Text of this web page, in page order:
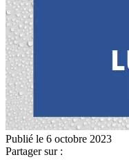
Publié le 6 octobre 2023
Partager sur :